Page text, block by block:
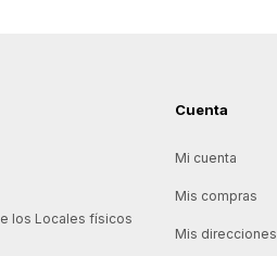
los Locales físicos
Cuenta
Mi cuenta
Mis compras
Mis direcciones